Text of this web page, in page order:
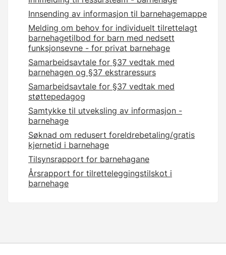
Innsending av informasjon til barnehagemappe
Melding om behov for individuelt tilrettelagt
barnehagetilbod for barn med nedsett
funksjonsevne - for privat barnehage
Samarbeidsavtale for §37 vedtak med
barnehagen og §37 ekstraressurs
Samarbeidsavtale for §37 vedtak med
støttepedagog
Samtykke til utveksling av informasjon -
barnehage
Søknad om redusert foreldrebetaling/gratis
kjernetid i barnehage
Tilsynsrapport for barnehagane
Årsrapport for tilretteleggingstilskot i
barnehage